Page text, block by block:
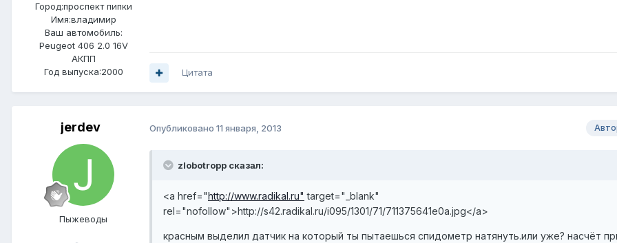
Город:проспект пипки
Имя:владимир
Ваш автомобиль:
Peugeot 406 2.0 16V
АКПП
Год выпуска:2000
Цитата
jerdev
Пыжеводы
Опубликовано 11 января, 2013
zlobotropp сказал:
<a href=" http://www.radikal.ru" target="_blank"
rel="nofollow">http://s42.radikal.ru/i095/1301/71/711375641e0a.jpg</a>
красным выделил датчик на который ты пытаешься спидометр натянуть.или уже? насчёт